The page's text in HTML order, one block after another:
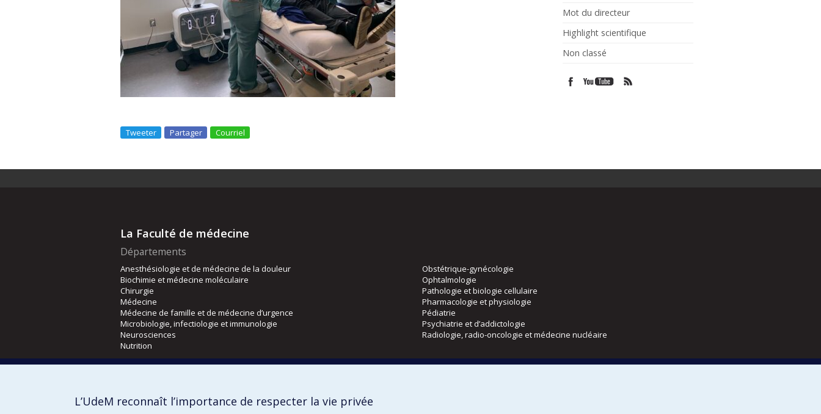
Mot du directeur
Highlight scientifique
Non classé
Tweeter Partager Courriel
La Faculté de médecine
Départements
Anesthésiologie et de médecine de la douleur
Biochimie et médecine moléculaire
Chirurgie
Médecine
Médecine de famille et de médecine d’urgence
Microbiologie, infectiologie et immunologie
Neurosciences
Nutrition
Obstétrique-gynécologie
Ophtalmologie
Pathologie et biologie cellulaire
Pharmacologie et physiologie
Pédiatrie
Psychiatrie et d’addictologie
Radiologie, radio-oncologie et médecine nucléaire
Orthophonie et audiologie
L’UdeM reconnaît l’importance de respecter la vie privée